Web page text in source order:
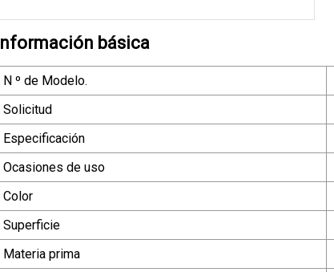
Información básica
N º de Modelo.
Solicitud
Especificación
Ocasiones de uso
Color
Superficie
Materia prima